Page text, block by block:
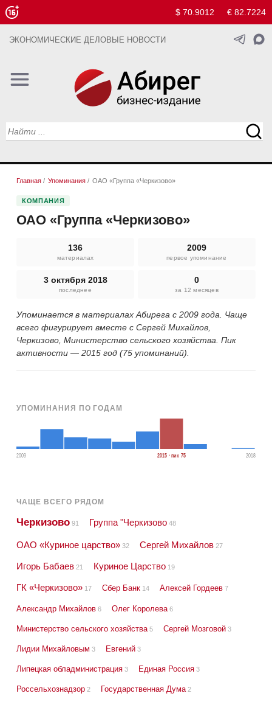
$ 70.9012 € 82.7224
ЭКОНОМИЧЕСКИЕ ДЕЛОВЫЕ НОВОСТИ
Главная / Упоминания / ОАО «Группа «Черкизово»
КОМПАНИЯ
ОАО «Группа «Черкизово»
136
материалах
2009
первое упоминание
3 октября 2018
последнее
0
за 12 месяцев
Упоминается в материалах Абирега с 2009 года. Чаще
всего фигурирует вместе с Сергей Михайлов,
Черкизово, Министерство сельского хозяйства. Пик
активности — 2015 год (75 упоминаний).
УПОМИНАНИЯ ПО ГОДАМ
2009 2015 · пик 75 2018
ЧАЩЕ ВСЕГО РЯДОМ
Черкизово 91 Группа "Черкизово 48
ОАО «Куриное царство» 32 Сергей Михайлов 27
Игорь Бабаев 21 Куриное Царство 19
ГК «Черкизово» 17 Сбер Банк 14 Алексей Гордеев 7
Александр Михайлов 6 Олег Королева 6
Министерство сельского хозяйства 5 Сергей Мозговой 3
Лидии Михайловым 3 Евгений 3
Липецкая обладминистрация 3 Единая Россия 3
Россельхознадзор 2 Государственная Дума 2